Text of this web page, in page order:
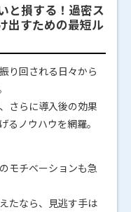
と損する！過密ス
出すための最短ル
り回される日々から
さらに導入後の効果
るノウハウを網羅。
モチベーションも急
たなら、見逃す手は